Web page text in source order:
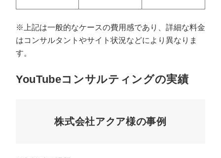
※上記は一般的なケースの費用感であり、詳細な料金
はコンサルタントやサイト状況などにより異なりま
す。
YouTubeコンサルティングの実績
株式会社アクア様の事例